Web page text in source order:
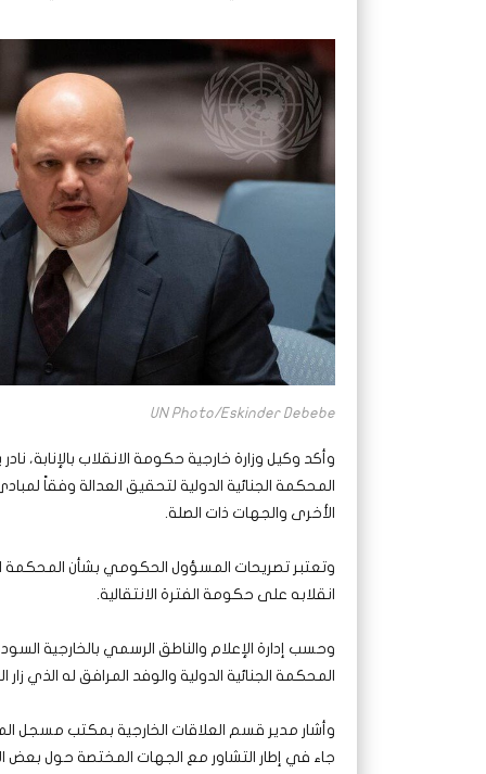
UN Photo/Eskinder Debebe
وأكد وكيل وزارة خارجية حكومة الانقلاب بالإنابة،
المحكمة الجنائية الدولية لتحقيق العدالة وفقاً
الأخرى والجهات ذات الصلة.
وتعتبر تصريحات المسؤول الحكومي بشأن المحكمة
انقلابه على حكومة الفترة الانتقالية.
وحسب إدارة الإعلام والناطق الرسمي بالخارجية
المحكمة الجنائية الدولية والوفد المرافق له الذي زار السودان
وأشار مدير قسم العلاقات الخارجية بمكتب مسجل
جاء في إطار التشاور مع الجهات المختصة حول بعض